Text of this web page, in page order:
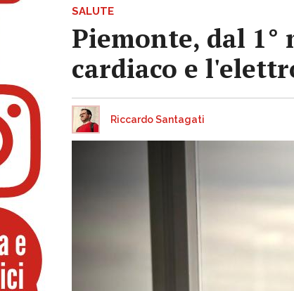
SALUTE
Piemonte, dal
cardiaco e
Riccardo Santagati